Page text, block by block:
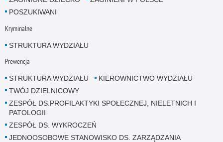
POSZUKIWANI
Kryminalne
STRUKTURA WYDZIAŁU
Prewencja
STRUKTURA WYDZIAŁU
KIEROWNICTWO WYDZIAŁU
TWÓJ DZIELNICOWY
ZESPÓŁ DS.PROFILAKTYKI SPOŁECZNEJ, NIELETNICH I
PATOLOGII
ZESPÓŁ DS. WYKROCZEŃ
JEDNOOSOBOWE STANOWISKO DS. ZARZĄDZANIA